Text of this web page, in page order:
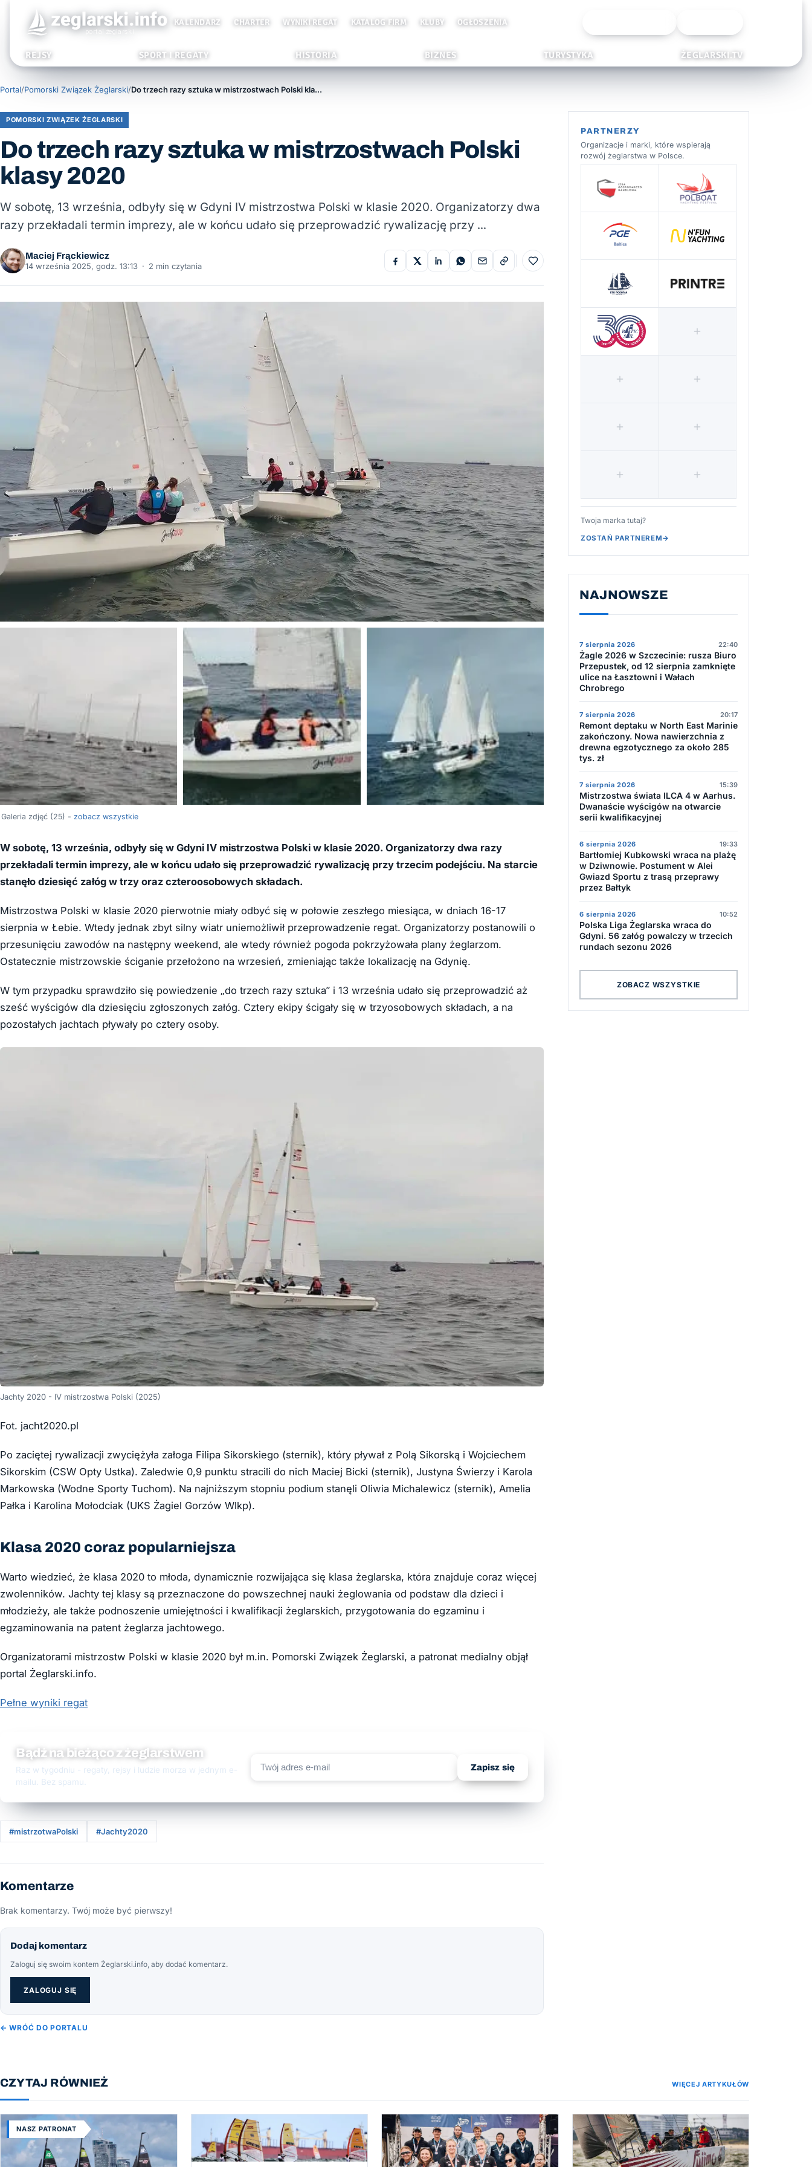
KALENDARZ CHARTER WYNIKI REGAT KATALOG FIRM KLUBY OGŁOSZENIA
REJSY SPORT I REGATY HISTORIA BIZNES TURYSTYKA ŻEGLARSKI.TV
Portal/Pomorski Związek Żeglarski/ Do trzech razy sztuka w mistrzostwach Polski klasy 2020
POMORSKI ZWIĄZEK ŻEGLARSKI
Do trzech razy sztuka w mistrzostwach Polski
klasy 2020
W sobotę, 13 września, odbyły się w Gdyni IV mistrzostwa Polski w klasie 2020. Organizatorzy dwa
razy przekładali termin imprezy, ale w końcu udało się przeprowadzić rywalizację przy …
Maciej Frąckiewicz
14 września 2025, godz. 13:13 · 2 min czytania Do ulubionych
Galeria zdjęć (25) - zobacz wszystkie
W sobotę, 13 września, odbyły się w Gdyni IV mistrzostwa Polski w klasie 2020. Organizatorzy dwa razy
przekładali termin imprezy, ale w końcu udało się przeprowadzić rywalizację przy trzecim podejściu. Na starcie
stanęło dziesięć załóg w trzy oraz czteroosobowych składach.
Mistrzostwa Polski w klasie 2020 pierwotnie miały odbyć się w połowie zeszłego miesiąca, w dniach 16-17
sierpnia w Łebie. Wtedy jednak zbyt silny wiatr uniemożliwił przeprowadzenie regat. Organizatorzy postanowili o
przesunięciu zawodów na następny weekend, ale wtedy również pogoda pokrzyżowała plany żeglarzom.
Ostatecznie mistrzowskie ściganie przełożono na wrzesień, zmieniając także lokalizację na Gdynię.
W tym przypadku sprawdziło się powiedzenie „do trzech razy sztuka” i 13 września udało się przeprowadzić aż
sześć wyścigów dla dziesięciu zgłoszonych załóg. Cztery ekipy ścigały się w trzyosobowych składach, a na
pozostałych jachtach pływały po cztery osoby.
Jachty 2020 - IV mistrzostwa Polski (2025)
Fot. jacht2020.pl
Po zaciętej rywalizacji zwyciężyła załoga Filipa Sikorskiego (sternik), który pływał z Polą Sikorską i Wojciechem
Sikorskim (CSW Opty Ustka). Zaledwie 0,9 punktu stracili do nich Maciej Bicki (sternik), Justyna Świerzy i Karola
Markowska (Wodne Sporty Tuchom). Na najniższym stopniu podium stanęli Oliwia Michalewicz (sternik), Amelia
Pałka i Karolina Mołodciak (UKS Żagiel Gorzów Wlkp).
Klasa 2020 coraz popularniejsza
Warto wiedzieć, że klasa 2020 to młoda, dynamicznie rozwijająca się klasa żeglarska, która znajduje coraz więcej
zwolenników. Jachty tej klasy są przeznaczone do powszechnej nauki żeglowania od podstaw dla dzieci i
młodzieży, ale także podnoszenie umiejętności i kwalifikacji żeglarskich, przygotowania do egzaminu i
egzaminowania na patent żeglarza jachtowego.
Organizatorami mistrzostw Polski w klasie 2020 był m.in. Pomorski Związek Żeglarski, a patronat medialny objął
portal Żeglarski.info.
Pełne wyniki regat
Bądź na bieżąco z żeglarstwem
Raz w tygodniu - regaty, rejsy i ludzie morza w jednym e-
mailu. Bez spamu.
Zapisz się
#mistrzotwaPolski #Jachty2020
Komentarze
Brak komentarzy. Twój może być pierwszy!
Dodaj komentarz
Zaloguj się swoim kontem Żeglarski.info, aby dodać komentarz.
ZALOGUJ SIĘ
← WRÓĆ DO PORTALU
PARTNERZY
Organizacje i marki, które wspierają
rozwój żeglarstwa w Polsce.
Twoja marka tutaj?
ZOSTAŃ PARTNEREM→
NAJNOWSZE
7 sierpnia 2026 22:40
Żagle 2026 w Szczecinie: rusza Biuro
Przepustek, od 12 sierpnia zamknięte
ulice na Łasztowni i Wałach
Chrobrego
7 sierpnia 2026 20:17
Remont deptaku w North East Marinie
zakończony. Nowa nawierzchnia z
drewna egzotycznego za około 285
tys. zł
7 sierpnia 2026 15:39
Mistrzostwa świata ILCA 4 w Aarhus.
Dwanaście wyścigów na otwarcie
serii kwalifikacyjnej
6 sierpnia 2026 19:33
Bartłomiej Kubkowski wraca na plażę
w Dziwnowie. Postument w Alei
Gwiazd Sportu z trasą przeprawy
przez Bałtyk
6 sierpnia 2026 10:52
Polska Liga Żeglarska wraca do
Gdyni. 56 załóg powalczy w trzecich
rundach sezonu 2026
ZOBACZ WSZYSTKIE
CZYTAJ RÓWNIEŻ WIĘCEJ ARTYKUŁÓW
NASZ PATRONAT